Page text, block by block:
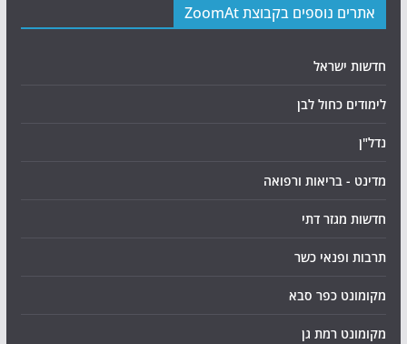
אתרים נוספים בקבוצת ZoomAt
חדשות ישראל
לימודים כחול לבן
נדל"ן
מדינט - בריאות ורפואה
חדשות מגזר דתי
תרבות ופנאי כשר
מקומונט כפר סבא
מקומונט רמת גן